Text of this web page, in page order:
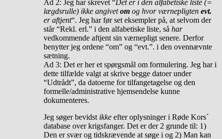
Ad 2: Jeg har skrevet “Det er i den alfabetiske liste (=
lægdsrulle) ikke angivetom og hvor værnepligten evt.
er aftjent“. Jeg har før set eksempler på, at selvom der
står “Rekl. erl.” i den alfabetiske liste, så har
vedkommende aftjent sin værnepligt senere. Derfor
benytter jeg ordene “om” og “evt.”. i den ovennævnte
sætning.
Ad 3: Det er her et spørgsmål om formulering. Jeg har i
dette tilfælde valgt at skrive begge datoer under
“Udtrådt”, da datoerne for tilfangetagelse og den
formelle/administrative hjemsendelse kunne
dokumenteres.
Jeg søger bevidst ikke efter oplysninger i Røde Kors´
database over krigsfanger. Det er der 2 grunde til: 1)
Den er svær og tidskrævende at søge i og 2) Man kan